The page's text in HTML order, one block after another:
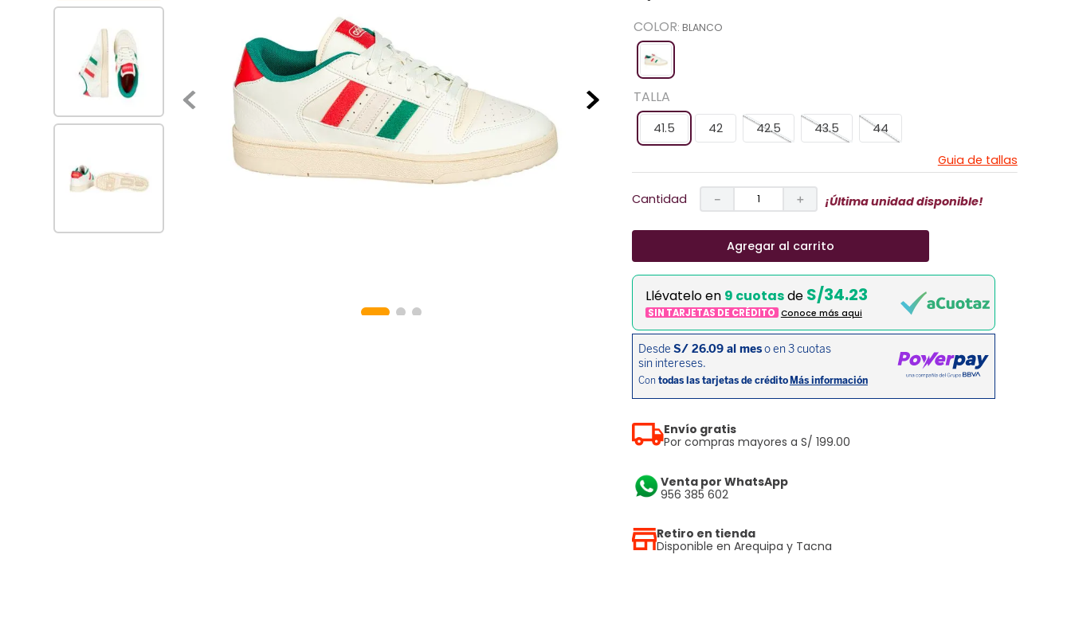
COLOR: BLANCO
TALLA
41.5 42 42.5 43.5
44
Guia de tallas
Cantidad ＋
－ ¡Última unidad disponible!
Agregar al carrito
Llévatelo en 9 cuotasde S/34.23
SIN TARJETAS DE CRÉDITO Conoce más aqui
Envío gratis
Por compras mayores a S/ 199.00
Venta por WhatsApp
956 385 602
Retiro en tienda
Disponible en Arequipa y Tacna
zapato negro mujer
zapatos mujer
ballerinas